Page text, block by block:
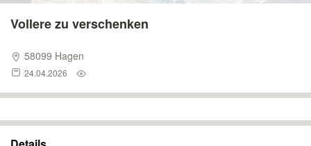
Vollere zu verschenken
58099 Hagen
24.04.2026